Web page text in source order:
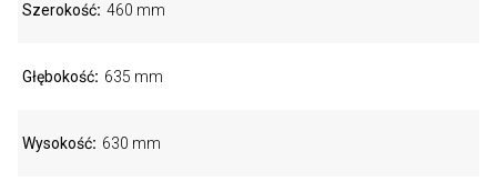
Szerokość 460 mm
Głębokość 635 mm
Wysokość 630 mm